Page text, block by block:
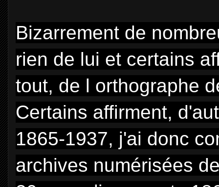
Bizarrement de
rien de lui et certains
tout, de l orthographe
Certains affirment,
1865-1937, j'ai donc
archives numérisées